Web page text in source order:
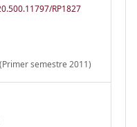
RP1827
semestre 2011)